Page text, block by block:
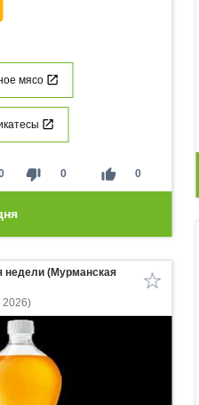
мясо
thumb_down 0 thumb_up 0
недели (Мурманская
2026)